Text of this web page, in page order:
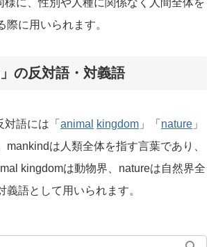
様に、性別や人種に関係なく人間全体を
際に用いられます。
の反対語・対義語
対語には「 animal kingdom 」「 nature 」
mankindは人類全体を指す言葉であり、
kingdomは動物界、natureは自然界全
義語として用いられます。